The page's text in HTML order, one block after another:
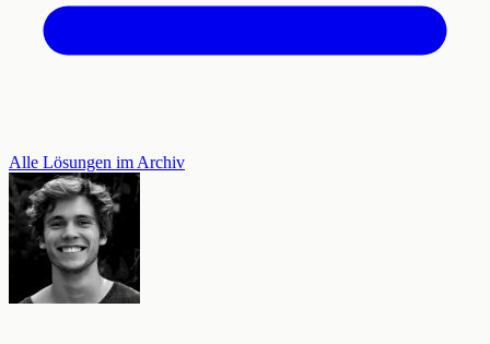
Alle Lösungen im Archiv